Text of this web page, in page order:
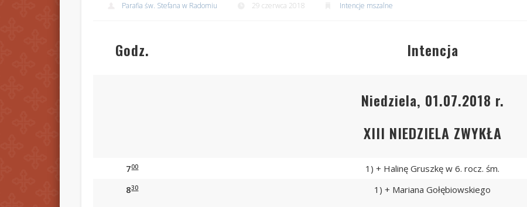
Parafia św. Stefana w Radomiu 29 czerwca 2018 Intencje mszalne
Godz. Intencja
Niedziela, 01.07.2018 r.
XIII NIEDZIELA ZWYKŁA
700
1) + Halinę Gruszkę w 6. rocz. śm.
830 1) + Mariana Gołębiowskiego